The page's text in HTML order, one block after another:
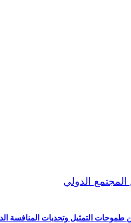
طموحات التمثيل وتحديات المنافسة